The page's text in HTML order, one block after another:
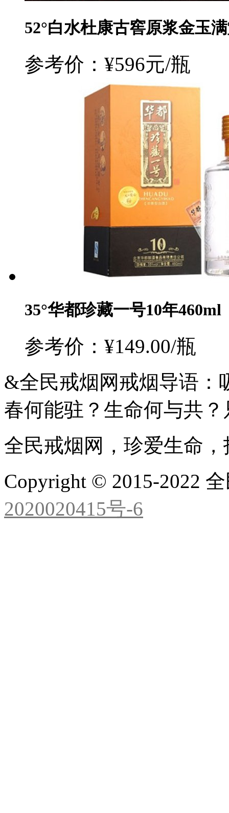
52°白水杜康古窖原浆金玉
参考价：¥596元/瓶
35°华都珍藏一号10年460ml
参考价：¥149.00/瓶
&全民戒烟网戒烟导语：
春何能驻？生命何与共
全民戒烟网，珍爱生命
Copyright © 2015-2022
2020020415号-6